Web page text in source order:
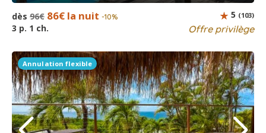
dès 96€ 86€ la nuit -10%
3 p. 1 ch. Offre privilège
5 (103)
Annulation flexible